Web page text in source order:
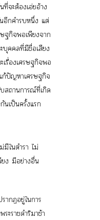
จะต้องเอ่ยอ้าง
อีกคำรบหนึ่ง แต่
ฐกิจพอเพียงจาก
บุคคลที่มีชื่อเสียง
เรื่องเศรษฐกิจพอ
ก้ปัญหาเศรษฐกิจ
สถานการณ์ที่เกิด
นเป็นครั้งแรก
มีในตำรา ไม่
ยง มีอย่างอื่น
ากฏอยู่ในการ
ะราชดำริมาช้า